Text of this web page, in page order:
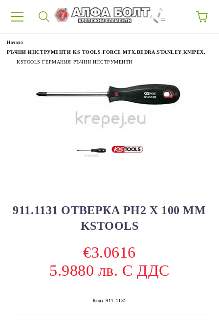
Начало
РЪЧНИ ИНСТРУМЕНТИ KS TOOLS,FORCE,MTX,DEDRA,STANLEY,KNIPEX,
KSTOOLS ГЕРМАНИЯ РЪЧНИ ИНСТРУМЕНТИ
911.1131 ОТВЕРКА PH2 Х 100 ММ
KSTOOLS
€3.0616
5.9880 лв. С ДДС
Код: 911.1131